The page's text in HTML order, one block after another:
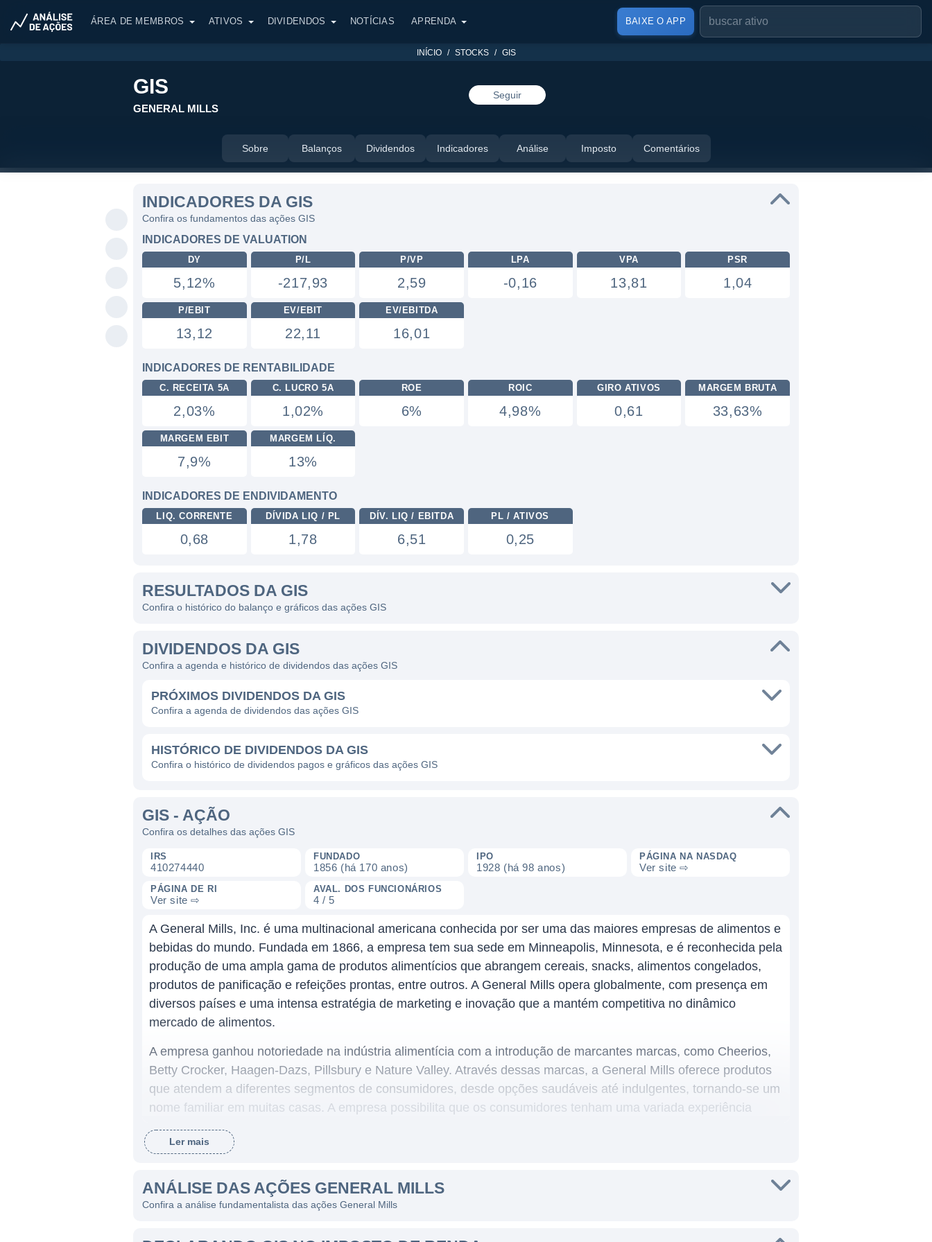
ÁREA DE MEMBROS ATIVOS DIVIDENDOS NOTÍCIAS APRENDA BAIXE O APP
INÍCIO STOCKS GIS
GIS
GENERAL MILLS
Seguir
Sobre Balanços Dividendos Indicadores Análise Imposto Comentários
INDICADORES DA GIS
Confira os fundamentos das ações GIS
INDICADORES DE VALUATION
DY
5,12%
P/L
-217,93
P/VP
2,59
LPA
-0,16
VPA
13,81
PSR
1,04
P/EBIT
13,12
EV/EBIT
22,11
EV/EBITDA
16,01
INDICADORES DE RENTABILIDADE
C. RECEITA 5A
2,03%
C. LUCRO 5A
1,02%
ROE
6%
ROIC
4,98%
GIRO ATIVOS
0,61
MARGEM BRUTA
33,63%
MARGEM EBIT
7,9%
MARGEM LÍQ.
13%
INDICADORES DE ENDIVIDAMENTO
LIQ. CORRENTE
0,68
DÍVIDA LIQ / PL
1,78
DÍV. LIQ / EBITDA
6,51
PL / ATIVOS
0,25
RESULTADOS DA GIS
Confira o histórico do balanço e gráficos das ações GIS
DIVIDENDOS DA GIS
Confira a agenda e histórico de dividendos das ações GIS
PRÓXIMOS DIVIDENDOS DA GIS
Confira a agenda de dividendos das ações GIS
HISTÓRICO DE DIVIDENDOS DA GIS
Confira o histórico de dividendos pagos e gráficos das ações GIS
GIS - AÇÃO
Confira os detalhes das ações GIS
IRS
410274440
FUNDADO
1856 (há 170 anos)
IPO
1928 (há 98 anos)
PÁGINA NA NASDAQ
Ver site ⇨
PÁGINA DE RI
Ver site ⇨
AVAL. DOS FUNCIONÁRIOS
4 / 5
A General Mills, Inc. é uma multinacional americana conhecida por ser uma das maiores empresas de alimentos e
bebidas do mundo. Fundada em 1866, a empresa tem sua sede em Minneapolis, Minnesota, e é reconhecida pela
produção de uma ampla gama de produtos alimentícios que abrangem cereais, snacks, alimentos congelados,
produtos de panificação e refeições prontas, entre outros. A General Mills opera globalmente, com presença em
diversos países e uma intensa estratégia de marketing e inovação que a mantém competitiva no dinâmico
mercado de alimentos.
A empresa ganhou notoriedade na indústria alimentícia com a introdução de marcantes marcas, como Cheerios,
Betty Crocker, Haagen-Dazs, Pillsbury e Nature Valley. Através dessas marcas, a General Mills oferece produtos
que atendem a diferentes segmentos de consumidores, desde opções saudáveis até indulgentes, tornando-se um
nome familiar em muitas casas. A empresa possibilita que os consumidores tenham uma variada experiência
alimentar, seja no café da manhã, no lanche da tarde ou nas refeições em família.
A General Mills opera principalmente no segmento de alimentos e bebidas, com foco na produção e
comercialização de produtos que atendem a diferentes necessidades e preferências dos consumidores. A
Ler mais
ANÁLISE DAS AÇÕES GENERAL MILLS
Confira a análise fundamentalista das ações General Mills